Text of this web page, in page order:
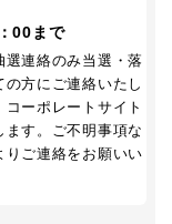
00まで
連絡のみ当選・落
方にご連絡いたし
ーポレートサイト
す。ご不明事項な
りご連絡をお願いい